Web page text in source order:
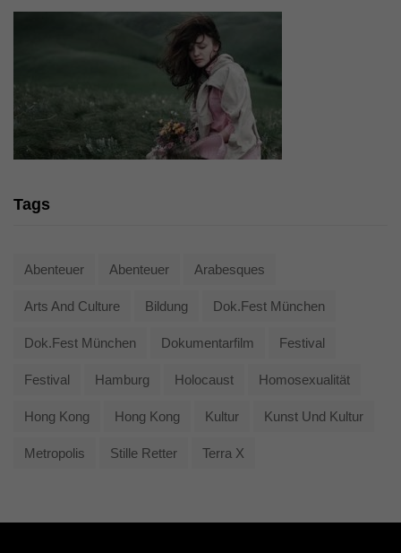
Tags
Abenteuer Abenteuer Arabesques
Arts And Culture Bildung Dok.fest München
Dok.fest München Dokumentarfilm Festival
Festival Hamburg Holocaust Homosexualität
Hong Kong Hong Kong Kultur Kunst Und Kultur
Metropolis Stille Retter Terra X